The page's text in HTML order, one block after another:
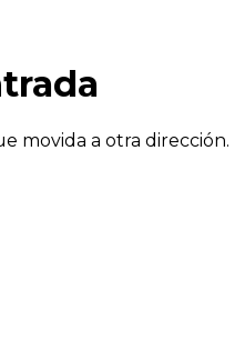
movida a otra dirección.